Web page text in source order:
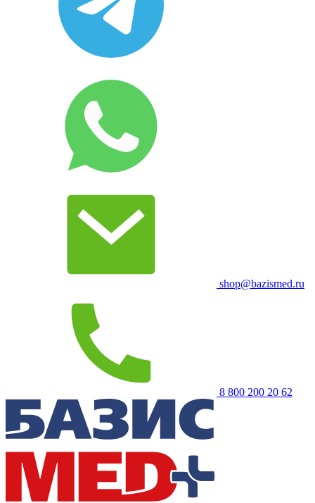
shop@bazismed.ru
8 800 200 20 62